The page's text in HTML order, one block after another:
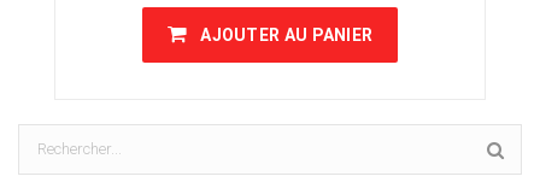
AJOUTER AU PANIER